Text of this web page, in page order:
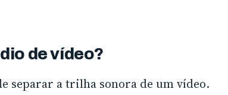
de vídeo?
separar a trilha sonora de um vídeo.